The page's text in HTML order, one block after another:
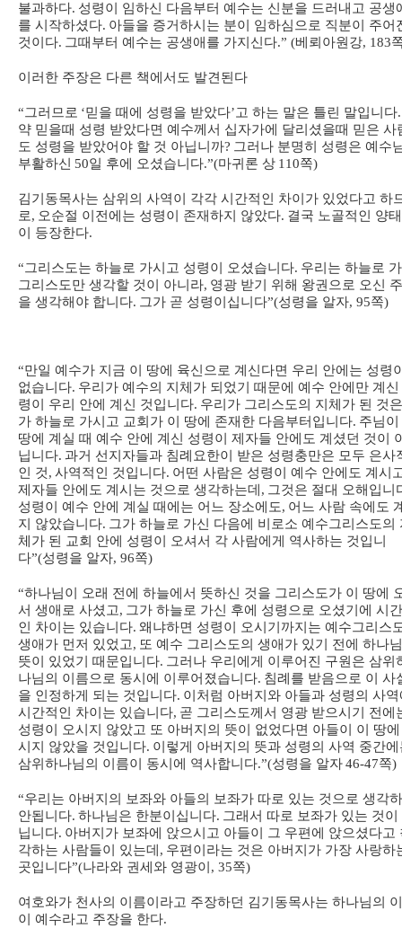
불과하다. 성령이 임하신 다음부터 예수는 신분을 드러내고 공생
를 시작하셨다. 아들을 증거하시는 분이 임하심으로 직분이 주어
것이다. 그때부터 예수는 공생애를 가지신다.” (베뢰아원강, 183
이러한 주장은 다른 책에서도 발견된다
“그러므로 ‘믿을 때에 성령을 받았다’고 하는 말은 틀린 말입니다.
약 믿을때 성령 받았다면 예수께서 십자가에 달리셨을때 믿은 사
도 성령을 받았어야 할 것 아닙니까? 그러나 분명히 성령은 예수
부활하신
50일 후에 오셨습니다.”(마귀론 상 110쪽)
김기동목사는 삼위의 사역이 각각 시간적인 차이가 있었다고 하
로, 오순절 이전에는 성령이 존재하지 않았다. 결국 노골적인 양
이 등장한다.
“그리스도는 하늘로 가시고 성령이 오셨습니다. 우리는 하늘로
그리스도만 생각할 것이 아니라, 영광 받기 위해 왕권으로 오신
을 생각해야 합니다. 그가 곧 성령이십니다”(성령을 알자, 95쪽)
“만일 예수가 지금 이 땅에 육신으로 계신다면 우리 안에는 성령
없습니다. 우리가 예수의 지체가 되었기 때문에 예수 안에만 계신
령이 우리 안에 계신 것입니다. 우리가 그리스도의 지체가 된 것
가 하늘로 가시고 교회가 이 땅에 존재한 다음부터입니다. 주님이
땅에 계실 때 예수 안에 계신 성령이 제자들 안에도 계셨던 것이
닙니다. 과거 선지자들과 침례요한이 받은 성령충만은 모두 은사
인 것, 사역적인 것입니다. 어떤 사람은 성령이 예수 안에도 계시
제자들 안에도 계시는 것으로 생각하는데 , 그것은 절대 오해입니
성령이 예수 안에 계실 때에는 어느 장소에도, 어느 사람 속에도
지 않았습니다. 그가 하늘로 가신 다음에 비로소 예수그리스도의
체가 된 교회 안에 성령이 오셔서 각 사람에게 역사하는 것입니
다”(성령을 알자, 96쪽)
“하나님이 오래 전에 하늘에서 뜻하신 것을 그리스도가 이 땅에
서 생애로 사셨고, 그가 하늘로 가신 후에 성령으로 오셨기에 시
인 차이는 있습니다. 왜냐하면 성령이 오시기까지는 예수그리스
생애가 먼저 있었고, 또 예수 그리스도의 생애가 있기 전에 하나
뜻이 있었기 때문입니다. 그러나 우리에게 이루어진 구원은 삼위
나님의 이름으로 동시에 이루어졌습니다. 침례를 받음으로 이 사
을 인정하게 되는 것입니다. 이처럼 아버지와 아들과 성령의 사역
시간적인 차이는 있습니다, 곧 그리스도께서 영광 받으시기 전에
성령이 오시지 않았고 또 아버지의 뜻이 없었다면 아들이 이 땅
시지 않았을 것입니다. 이렇게 아버지의 뜻과 성령의 사역 중간에
삼위하나님의 이름이 동시에 역사합니다.”(성령을 알자46-47쪽)
“우리는 아버지의 보좌와 아들의 보좌가 따로 있는 것으로 생각
안됩니다. 하나님은 한분이십니다. 그래서 따로 보좌가 있는 것이
닙니다. 아버지가 보좌에 앉으시고 아들이 그 우편에 앉으셨다고
각하는 사람들이 있는데 , 우편이라는 것은 아버지가 가장 사랑하
곳입니다”(나라와 권세와 영광이 , 35쪽)
여호와가 천사의 이름이라고 주장하던 김기동목사는 하나님의
이 예수라고 주장을 한다.